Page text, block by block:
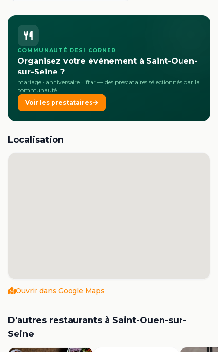
COMMUNAUTÉ DESI CORNER
Organisez votre événement à Saint-Ouen-
sur-Seine ?
mariage · anniversaire · iftar — des prestataires sélectionnés par la
communauté
Voir les prestataires
Localisation
Ouvrir dans Google Maps
D'autres restaurants à Saint-Ouen-sur-
Seine